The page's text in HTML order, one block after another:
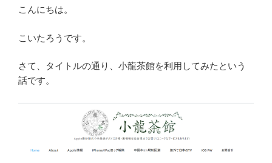
こんにちは。
こいたろうです。
さて、タイトルの通り、小龍茶館を利用してみたという
話です。